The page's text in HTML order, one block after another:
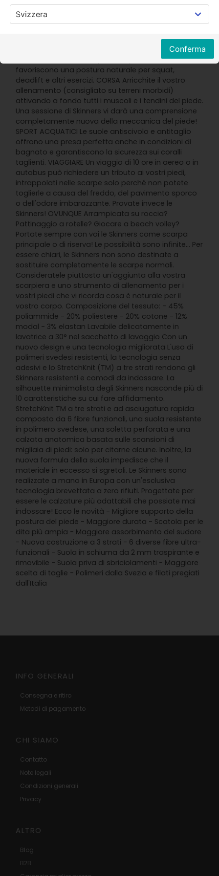
ciclismo, ecc.). CORSA ED ESCURSIONISMO Allunga e
corpo, attivano ogni muscolo e tendine e lasciano
che i vostri piedi facciano il loro dovere. PALESTRA Le
suole antitraccia sono perfette per l'uso al chiuso e
favoriscono una postura naturale per squat,
deadlift e altri esercizi. CORSA Arricchite il vostro
allenamento (consigliato su terreni morbidi)
attivando a fondo tutti i muscoli e i tendini del piede.
Una sessione di Skinners vi darà una comprensione
completamente nuova della meccanica del piede!
SPORT ACQUATICI Le suole antiscivolo e antitaglio
offrono una presa perfetta anche in condizioni di
bagnato e garantiscono la sicurezza sui coralli
taglienti. VIAGGIARE Un viaggio di 10 ore in aereo o in
autobus può richiedere un tributo ai vostri piedi,
intrappolati nelle scarpe solo perché non potete
toglierle a causa del freddo, del pavimento sporco
o dell'odore imbarazzante. Provate invece le
Skinners! OVUNQUE Arrampicata su roccia?
Pattinaggio a rotelle? Giocare a beach volley?
Portate sempre con voi le Skinners come scarpa
principale o di riserva! Le possibilità sono infinite... Per
essere chiari, le Skinners non sono destinate a
sostituire completamente le scarpe normali.
Consideratele piuttosto un'aggiunta alla vostra
scarpiera e uno strumento di allenamento per i
vostri piedi che vi ricorda cosa è naturale per il
vostro corpo. Composizione del tessuto: - 45%
poliammide - 20% poliestere - 20% cotone - 12%
modal - 3% elastan Lavabile delicatamente in
lavatrice a 30° nel sacchetto di lavaggio Con un
nuovo design e una tecnologia migliorata L'uso di
polimeri svedesi resistenti, la tecnologia senza
adesivi e lo StretchKnit (TM) a tre strati rendono gli
Skinners resistenti e comodi da indossare. La
silhouette minimalista degli Skinners nasconde più di
10 caratteristiche su cui fare affidamento.
StretchKnit TM a tre strati e ad asciugatura rapida
composto da 6 fibre funzionali, una suola resistente
in polimero svedese, una soletta perforata e una
calzata anatomica basata sulle scansioni di
migliaia di piedi: solo per citarne alcune. Inoltre, la
nuova formula della suola impedisce che il
materiale in eccesso si sgretoli. Le Skinners sono
realizzate a mano in Europa con un'esclusiva
tecnologia brevettata a zero rifiuti. Progettate per
essere le calzature più adattabili che possiate mai
indossare! Ecco le novità - Migliore supporto della
postura del piede - Maggiore durata - Scatola per le
dita più ampia - Maggiore assorbimento del sudore
- Nuova costruzione a 3 strati - 6 diverse fibre ultra-
funzionali - Suola in schiuma da 2 mm traspirante e
rimovibile - Suola priva di sbriciolamenti - Maggiore
scelta di taglie - Polimeri dalla Svezia e filati pregiati
dall'Italia
INFO GENERALI
Consegna e ritiro
Metodi di pagamento
CHI SIAMO
Contatto
Note legali
Condizioni generali
Privacy
ALTRO
Blog
B2B
Conferma